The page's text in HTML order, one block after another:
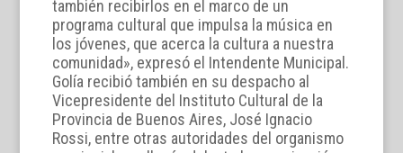
también recibirlos en el marco de un
programa cultural que impulsa la música en
los jóvenes, que acerca la cultura a nuestra
comunidad», expresó el Intendente Municipal.
Golía recibió también en su despacho al
Vicepresidente del Instituto Cultural de la
Provincia de Buenos Aires, José Ignacio
Rossi, entre otras autoridades del organismo